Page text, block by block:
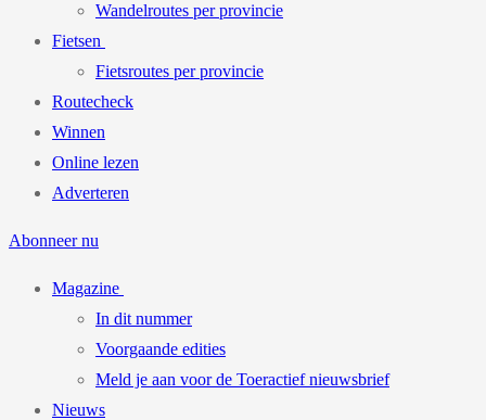
Wandelroutes per provincie
Fietsen
Fietsroutes per provincie
Routecheck
Winnen
Online lezen
Adverteren
Abonneer nu
Magazine
In dit nummer
Voorgaande edities
Meld je aan voor de Toeractief nieuwsbrief
Nieuws